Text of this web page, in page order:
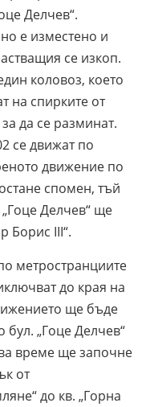
Делчев“.
е изместено и
се изкоп.
коловоз, което
на спирките от
да се разминат.
се движат по
движение по
спомен, тъй
„Гоце Делчев“ ще
Борис III“.
метространциите
до края на
ще бъде
бул. „Гоце Делчев“
време ще започне
от
до кв. „Горна